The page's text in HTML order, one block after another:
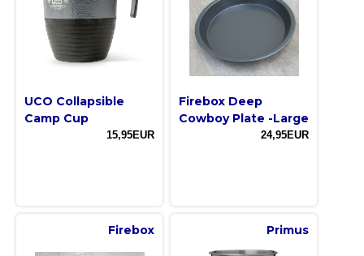
UCO Collapsible
Camp Cup
15,95EUR
Firebox Deep
Cowboy Plate -Large
24,95EUR
Firebox Primus